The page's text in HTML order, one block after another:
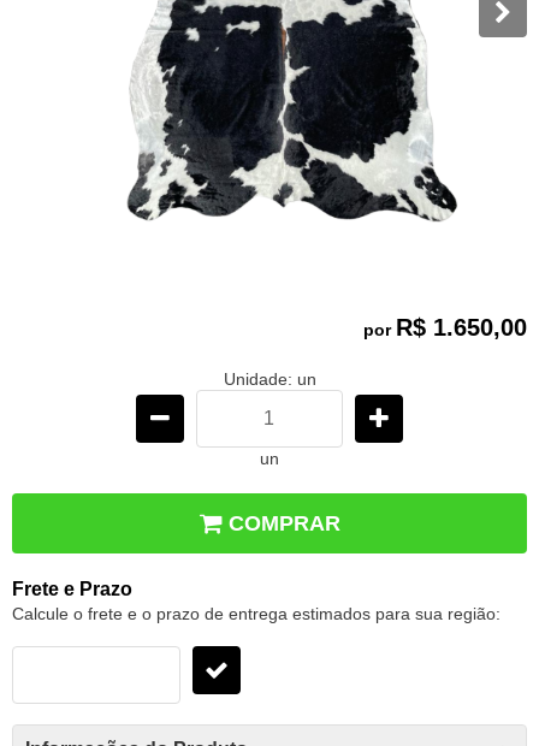
por R$ 1.650,00
Unidade: un
un
COMPRAR
Frete e Prazo
Calcule o frete e o prazo de entrega estimados para sua região: